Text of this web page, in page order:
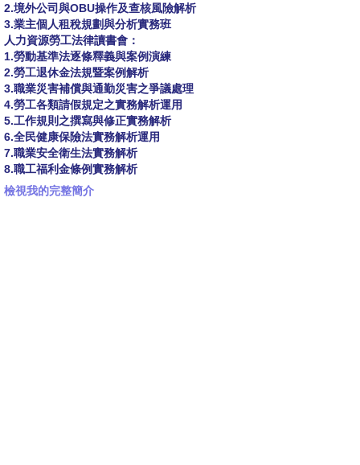
2.境外公司與OBU操作及查核風險解析
3.業主個人租稅規劃與分析實務班
人力資源勞工法律讀書會：
1.勞動基準法逐條釋義與案例演練
2.勞工退休金法規暨案例解析
3.職業災害補償與通勤災害之爭議處理
4.勞工各類請假規定之實務解析運用
5.工作規則之撰寫與修正實務解析
6.全民健康保險法實務解析運用
7.職業安全衛生法實務解析
8.職工福利金條例實務解析
檢視我的完整簡介